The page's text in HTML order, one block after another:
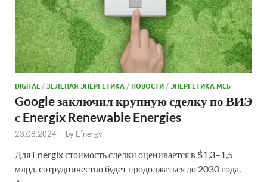
DIGITAL/ЗЕЛЕНАЯ ЭНЕРГЕТИКА/НОВОСТИ/ЭНЕРГЕТИКА МСБ
Google заключил крупную сделку по ВИЭ
с Energix Renewable Energies
23.08.2024 - by E²nergy
Для Energix стоимость сделки оценивается в $1,3–1,5
млрд. сотрудничество будет продолжаться до 2030 года.